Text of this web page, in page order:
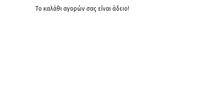
Το καλάθι αγορών σας είναι άδειο!